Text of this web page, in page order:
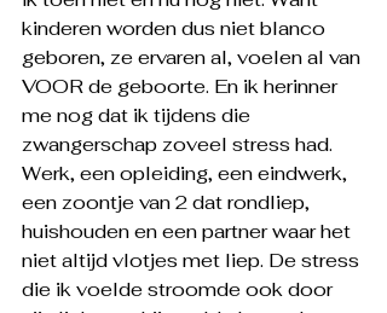
kinderen worden dus niet blanco
geboren, ze ervaren al, voelen al van
VOOR de geboorte. En ik herinner
me nog dat ik tijdens die
zwangerschap zoveel stress had.
Werk, een opleiding, een eindwerk,
een zoontje van 2 dat rondliep,
huishouden en een partner waar het
niet altijd vlotjes met liep. De stress
die ik voelde stroomde ook door